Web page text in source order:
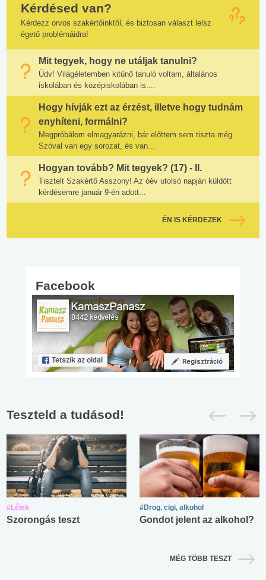
Kérdésed van?
Kérdezz orvos szakértőinktől, és biztosan választ lelsz
égető problémáidra!
Mit tegyek, hogy ne utáljak tanulni?
Üdv! Világéletemben kitűnő tanuló voltam, általános
iskolában és középiskolában is....
Hogy hívják ezt az érzést, illetve hogy tudnám
enyhíteni, formálni?
Megpróbálom elmagyarázni, bár előttem sem tiszta még.
Szóval van egy sorozat, és van...
Hogyan tovább? Mit tegyek? (17) - II.
Tisztelt Szakértő Asszony! Az óév utolsó napján küldött
kérdésemre január 9-én adott...
ÉN IS KÉRDEZEK
Facebook
Teszteld a tudásod!
#Lélek
Szorongás teszt
#Drog, cigi, alkohol
Gondot jelent az alkohol?
MÉG TÖBB TESZT